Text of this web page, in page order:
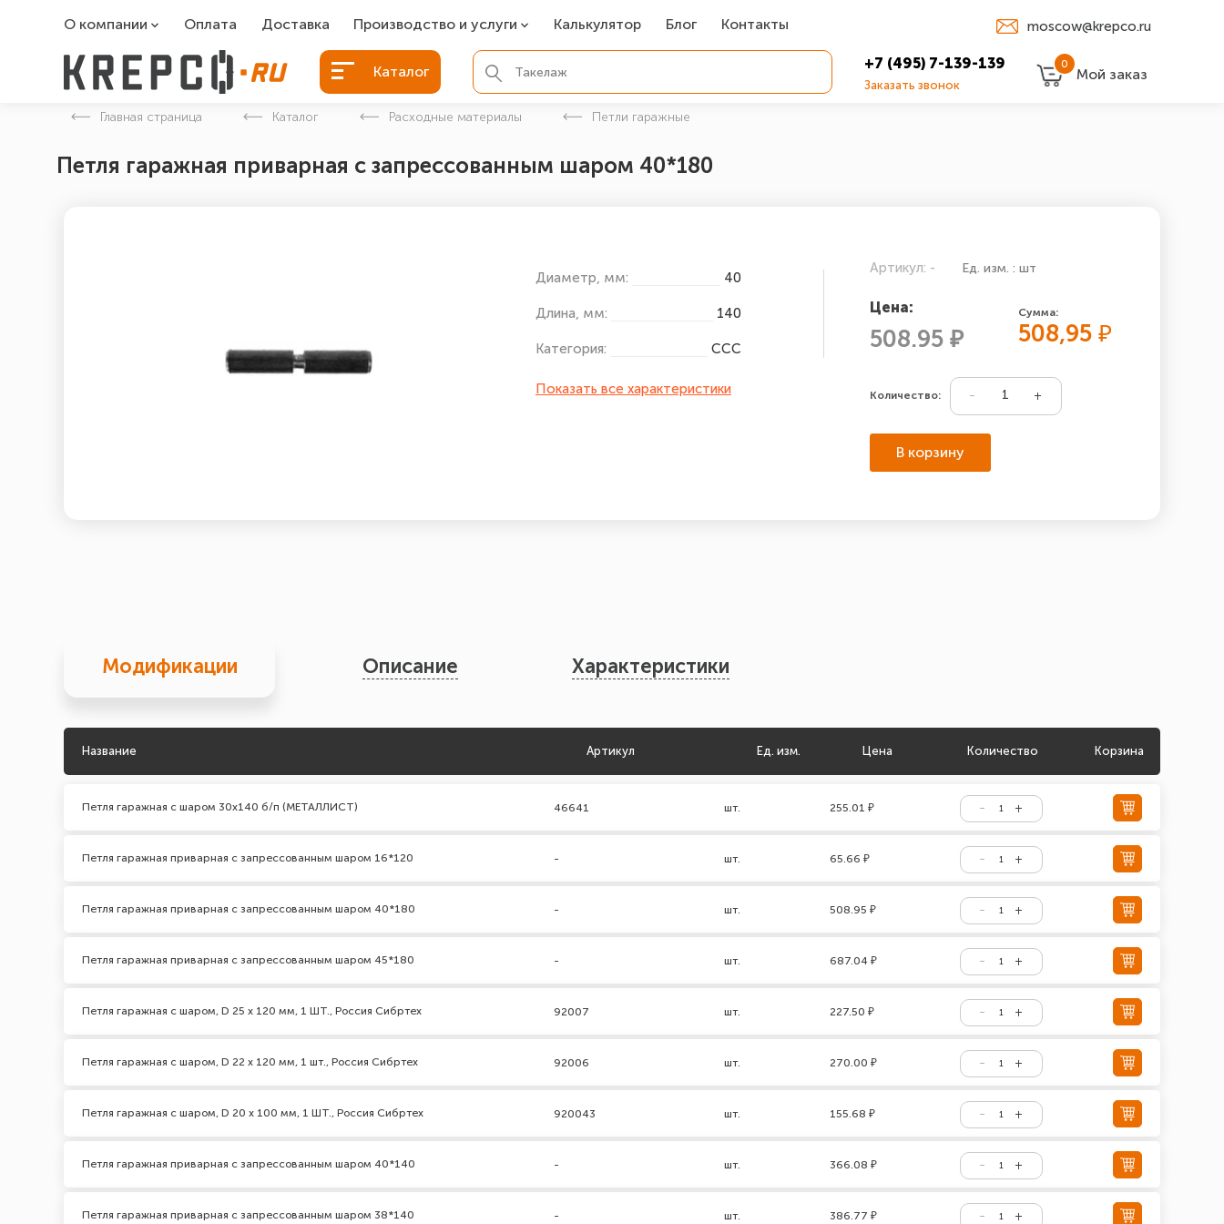
О компании
О компании
Оплата Доставка Производство и услуги
Болты БСР
Болты для фундамента
Закладные детали
Калькулятор Блог Контакты moscow@krepco.ru
Каталог +7 (495) 7-139-139
Заказать звонок
0
Мой заказ
Главная страница Каталог Расходные материалы Петли гаражные
Петля гаражная приварная с запрессованным шаром 40*180
Диаметр, мм: 40
Длина, мм: 140
Категория: ССС
Показать все характеристики
Артикул: - Ед. изм. : шт
Цена:
508.95 ₽
Сумма:
508,95₽
Количество:
В корзину
Модификации Описание Характеристики
Название Артикул Ед. изм. Цена Количество Корзина
Петля гаражная с шаром 30х140 б/п (МЕТАЛЛИСТ) 46641 шт. 255.01 ₽
Петля гаражная приварная с запрессованным шаром 16*120 - шт. 65.66 ₽
Петля гаражная приварная с запрессованным шаром 40*180 - шт. 508.95 ₽
Петля гаражная приварная с запрессованным шаром 45*180 - шт. 687.04 ₽
Петля гаражная с шаром, D 25 x 120 мм, 1 ШТ., Россия Сибртех 92007 шт. 227.50 ₽
Петля гаражная с шаром, D 22 x 120 мм, 1 шт., Россия Сибртех 92006 шт. 270.00 ₽
Петля гаражная с шаром, D 20 x 100 мм, 1 ШТ., Россия Сибртех 920043 шт. 155.68 ₽
Петля гаражная приварная с запрессованным шаром 40*140 - шт. 366.08 ₽
Петля гаражная приварная с запрессованным шаром 38*140 - шт. 386.77 ₽